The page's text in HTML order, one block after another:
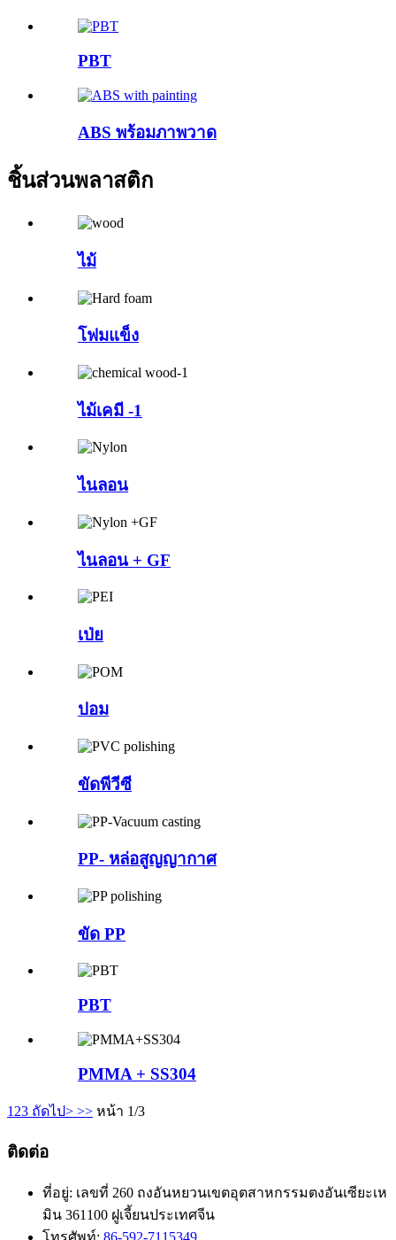
PBT
ABS พร้อมภาพวาด
ชิ้นส่วนพลาสติก
ไม้
โฟมแข็ง
ไม้เคมี -1
ไนลอน
ไนลอน + GF
เป่ย
ปอม
ขัดพีวีซี
PP- หล่อสูญญากาศ
ขัด PP
PBT
PMMA + SS304
1 23 ถัดไป> >> หน้า 1/3
ติดต่อ
ที่อยู่: เลขที่ 260 ถงอันหยวนเขตอุตสาหกรรมตงอันเซียะเห
มิน 361100 ฝูเจี้ยนประเทศจีน
โทรศัพท์: 86-592-7115349